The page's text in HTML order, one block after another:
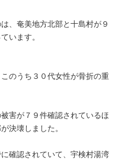
、奄美地方北部と十島村が９
います。
のうち３０代女性が骨折の重
害が７９件確認されているほ
決壊しました。
確認されていて、宇検村湯湾